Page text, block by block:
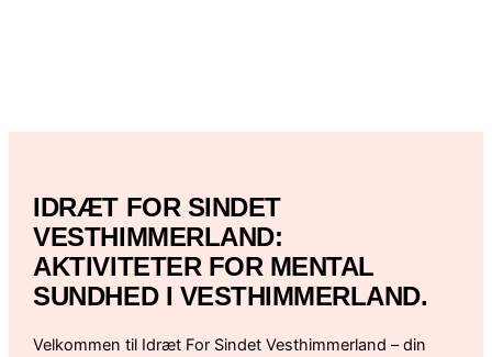
IDRÆT FOR SINDET
VESTHIMMERLAND:
AKTIVITETER FOR MENTAL
SUNDHED I VESTHIMMERLAND.
Velkommen til Idræt For Sindet Vesthimmerland – din